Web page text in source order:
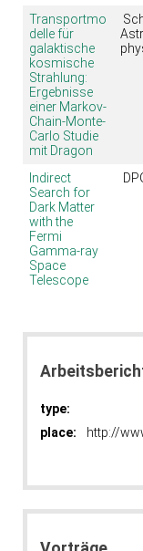
Transportmo
delle für
galaktische
kosmische
Strahlung:
Ergebnisse
einer Markov-
Chain-Monte-
Carlo Studie
mit Dragon
Indirect
Search for
Dark Matter
with the
Fermi
Gamma-ray
Space
Telescope
type:
place:
http://